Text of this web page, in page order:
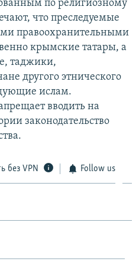
по религиозному
что преследуемые
правоохранительными
крымские татары, а
таджики,
другого этнического
ислам.
вводить на
законодательство
без VPN Follow us